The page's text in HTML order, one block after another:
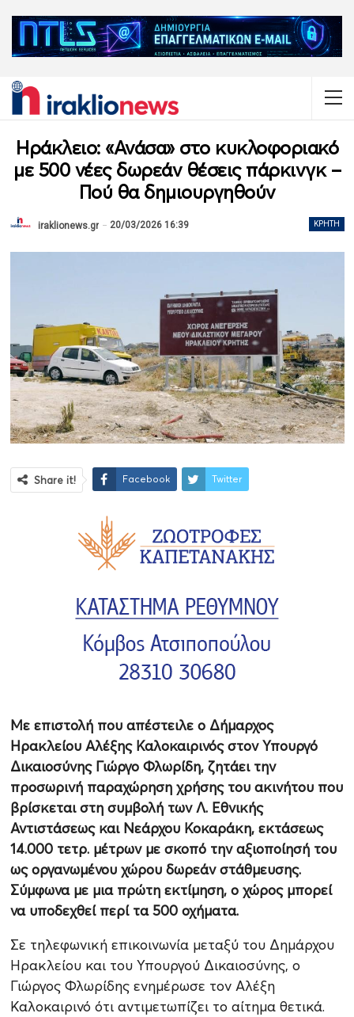
Ηράκλειο: «Ανάσα» στο κυκλοφοριακό
με 500 νέες δωρεάν θέσεις πάρκινγκ –
Πού θα δημιουργηθούν
ΚΡΉΤΗ
iraklionews.gr 20/03/2026 16:39
Share it! Facebook Twitter
Με επιστολή που απέστειλε ο Δήμαρχος
Ηρακλείου Αλέξης Καλοκαιρινός στον Υπουργό
Δικαιοσύνης Γιώργο Φλωρίδη, ζητάει την
προσωρινή παραχώρηση χρήσης του ακινήτου που
βρίσκεται στη συμβολή των Λ. Εθνικής
Αντιστάσεως και Νεάρχου Κοκαράκη, εκτάσεως
14.000 τετρ. μέτρων με σκοπό την αξιοποίησή του
ως οργανωμένου χώρου δωρεάν στάθμευσης.
Σύμφωνα με μια πρώτη εκτίμηση, ο χώρος μπορεί
να υποδεχθεί περί τα 500 οχήματα.
Σε τηλεφωνική επικοινωνία μεταξύ του Δημάρχου
Ηρακλείου και του Υπουργού Δικαιοσύνης, ο
Γιώργος Φλωρίδης ενημέρωσε τον Αλέξη
Καλοκαιρινό ότι αντιμετωπίζει το αίτημα θετικά.